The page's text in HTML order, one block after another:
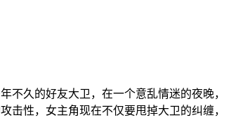
不久的好友大卫，在一个意乱情迷的夜晚，
击性，女主角现在不仅要甩掉大卫的纠缠，